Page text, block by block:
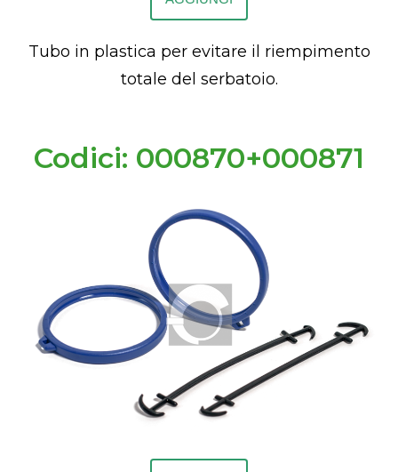
Tubo in plastica per evitare il riempimento
totale del serbatoio.
Codici: 000870+000871